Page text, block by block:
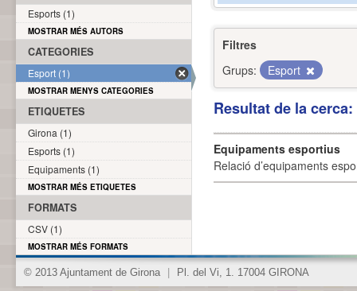
Filtres
Grups:
Esport
Resultat de la
Equipaments esportius
Relació d’equipaments
Esports (1)
MOSTRAR MÉS AUTORS
CATEGORIES
Esport (1)
MOSTRAR MENYS CATEGORIES
ETIQUETES
Girona (1)
Esports (1)
Equipaments (1)
MOSTRAR MÉS ETIQUETES
FORMATS
CSV (1)
MOSTRAR MÉS FORMATS
© 2013 Ajuntament de Girona Pl. del Vi, 1. 17004 GIRONA